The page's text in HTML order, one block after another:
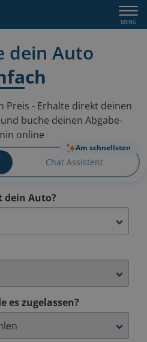
dein Auto
Preis - Erhalte direkt deinen
und buche deinen Abgabe-
online
Am schnellsten
Chat Assistent
dein Auto?
es zugelassen?